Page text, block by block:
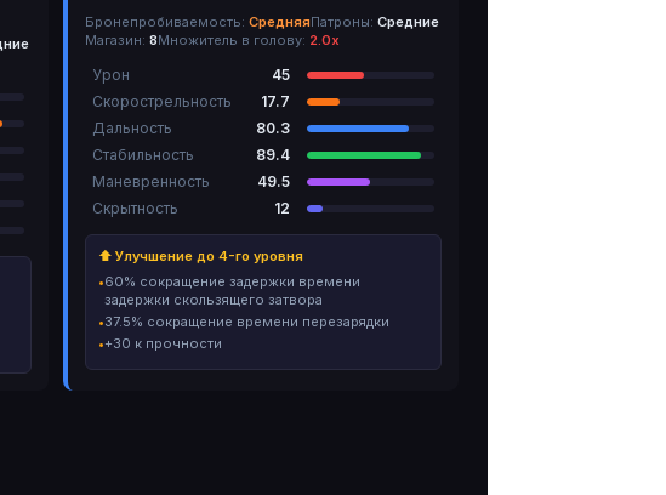
Бронепробиваемость: СредняяПатроны: Средние
Магазин: 8Множитель в голову: 2.0х
Урон
45
Скорострельность
17.7
Дальность
80.3
Стабильность
89.4
Маневренность
49.5
Скрытность
12
⬆ Улучшение до 4-го уровня
60% сокращение задержки времени
задержки скользящего затвора
37.5% сокращение времени перезарядки
+30 к прочности